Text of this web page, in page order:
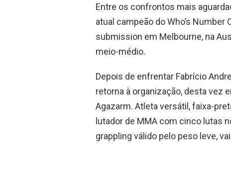
Entre os confrontos mais
atual campeão do Who’s Number
submission em Melbourne, na
meio-médio.
Depois de enfrentar Fabrício
retorna à organização, desta vez
Agazarm. Atleta versátil, faixa-
lutador de MMA com cinco lutas
grappling válido pelo peso leve,